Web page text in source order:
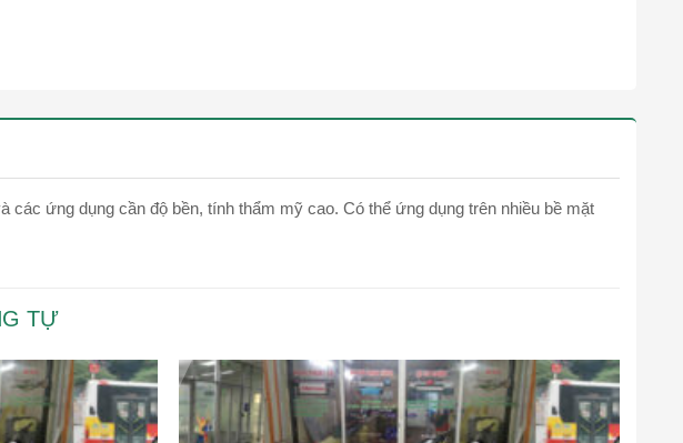
ứng dụng cần độ bền, tính thẩm mỹ cao. Có thể ứng dụng trên nhiều bề mặt
TỰ